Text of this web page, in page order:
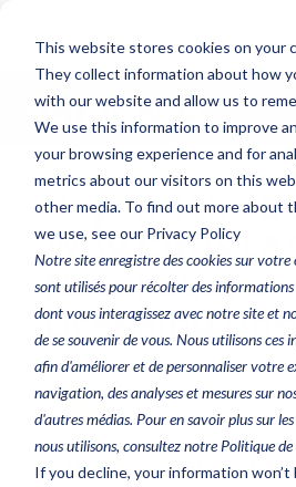
This website stores cookies on your
They collect information about how
with our website and allow us to
We use this information to improve
your browsing experience and for
metrics about our visitors on this
other media. To find out more about
we use, see our Privacy Policy
Notre site enregistre des cookies sur votre
sont utilisés pour récolter des
dont vous interagissez avec notre site et
de se souvenir de vous. Nous utilisons ces
afin d'améliorer et de personnaliser votre
navigation, des analyses et mesures sur
d'autres médias. Pour en savoir plus sur
nous utilisons, consultez notre Politique
If you decline, your information won’t
May 27, 2026
Beyond the
Why Citrix
Never Just a
Licensing
Nora with Altanora
IT Management Citrix